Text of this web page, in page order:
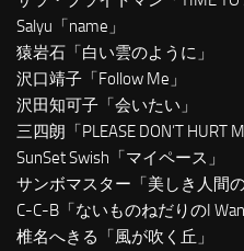
Salyu「name」
猿岩石「白い雲のように」
沢口靖子「Follow Me」
沢田知可子「会いたい」
三四朗「PLEASE DON’T HURT
SunSet Swish「マイペース」
サンボマスター「美しき人間の
C-C-B「ないものねだりのI
椎名へきる「風が吹く丘」